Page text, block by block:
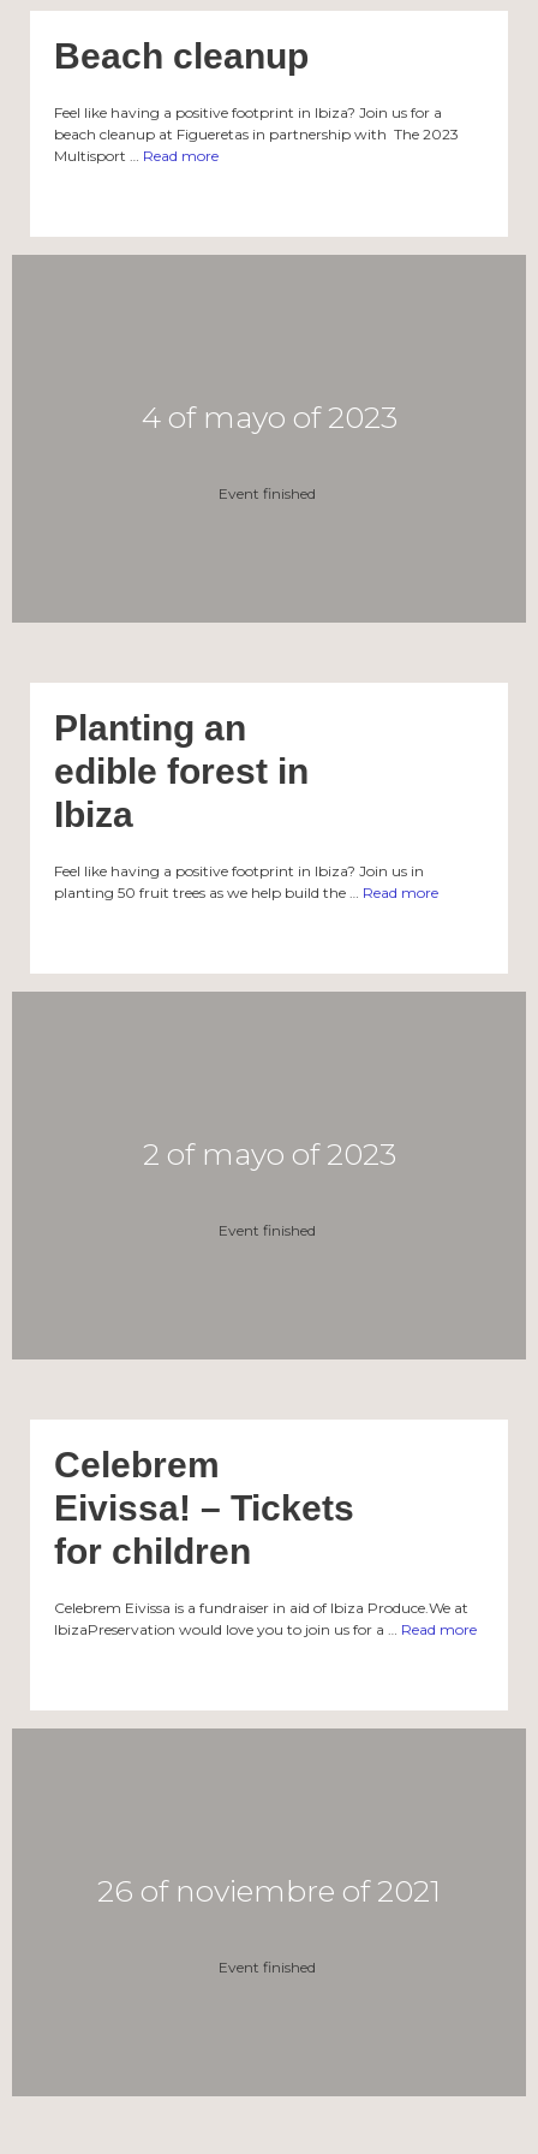
Beach cleanup
Feel like having a positive footprint in Ibiza? Join us for a
beach cleanup at Figueretas in partnership with The 2023
Multisport … Read more
4 of mayo of 2023
Event finished
Planting an
edible forest in
Ibiza
Feel like having a positive footprint in Ibiza? Join us in
planting 50 fruit trees as we help build the … Read more
2 of mayo of 2023
Event finished
Celebrem
Eivissa! – Tickets
for children
Celebrem Eivissa is a fundraiser in aid of Ibiza Produce.We at
IbizaPreservation would love you to join us for a … Read more
26 of noviembre of 2021
Event finished